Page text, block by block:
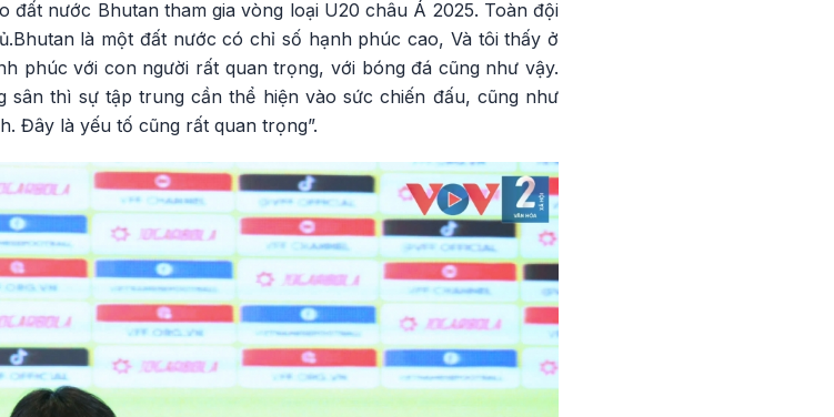
đất nước Bhutan tham gia vòng loại U20 châu Á 2025. Toàn đội
là một đất nước có chỉ số hạnh phúc cao, Và tôi thấy ở
phúc với con người rất quan trọng, với bóng đá cũng như vậy.
thì sự tập trung cần thể hiện vào sức chiến đấu, cũng như
Đây là yếu tố cũng rất quan trọng”.